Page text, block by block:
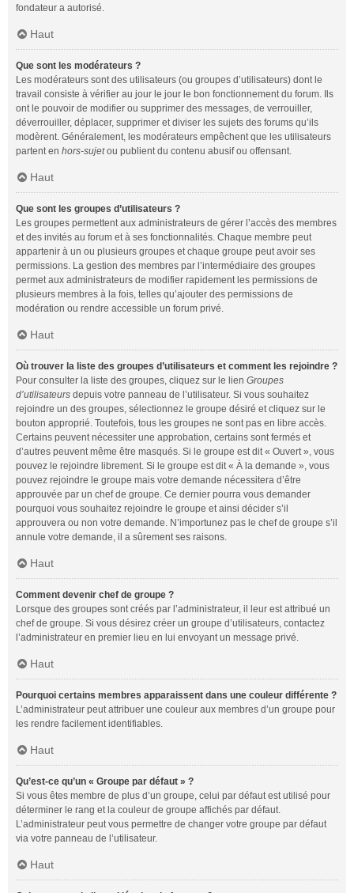
fondateur a autorisé.
Haut
Que sont les modérateurs ?
Les modérateurs sont des utilisateurs (ou groupes d’utilisateurs) dont le
travail consiste à vérifier au jour le jour le bon fonctionnement du forum. Ils
ont le pouvoir de modifier ou supprimer des messages, de verrouiller,
déverrouiller, déplacer, supprimer et diviser les sujets des forums qu’ils
modèrent. Généralement, les modérateurs empêchent que les utilisateurs
partent en hors-sujetou publient du contenu abusif ou offensant.
Haut
Que sont les groupes d’utilisateurs ?
Les groupes permettent aux administrateurs de gérer l’accès des membres
et des invités au forum et à ses fonctionnalités. Chaque membre peut
appartenir à un ou plusieurs groupes et chaque groupe peut avoir ses
permissions. La gestion des membres par l’intermédiaire des groupes
permet aux administrateurs de modifier rapidement les permissions de
plusieurs membres à la fois, telles qu’ajouter des permissions de
modération ou rendre accessible un forum privé.
Haut
Où trouver la liste des groupes d’utilisateurs et comment les rejoindre ?
Pour consulter la liste des groupes, cliquez sur le lien Groupes
d’utilisateurs depuis votre panneau de l’utilisateur. Si vous souhaitez
rejoindre un des groupes, sélectionnez le groupe désiré et cliquez sur le
bouton approprié. Toutefois, tous les groupes ne sont pas en libre accès.
Certains peuvent nécessiter une approbation, certains sont fermés et
d’autres peuvent même être masqués. Si le groupe est dit « Ouvert », vous
pouvez le rejoindre librement. Si le groupe est dit « À la demande », vous
pouvez rejoindre le groupe mais votre demande nécessitera d’être
approuvée par un chef de groupe. Ce dernier pourra vous demander
pourquoi vous souhaitez rejoindre le groupe et ainsi décider s’il
approuvera ou non votre demande. N’importunez pas le chef de groupe s’il
annule votre demande, il a sûrement ses raisons.
Haut
Comment devenir chef de groupe ?
Lorsque des groupes sont créés par l’administrateur, il leur est attribué un
chef de groupe. Si vous désirez créer un groupe d’utilisateurs, contactez
l’administrateur en premier lieu en lui envoyant un message privé.
Haut
Pourquoi certains membres apparaissent dans une couleur différente ?
L’administrateur peut attribuer une couleur aux membres d’un groupe pour
les rendre facilement identifiables.
Haut
Qu’est-ce qu’un « Groupe par défaut » ?
Si vous êtes membre de plus d’un groupe, celui par défaut est utilisé pour
déterminer le rang et la couleur de groupe affichés par défaut.
L’administrateur peut vous permettre de changer votre groupe par défaut
via votre panneau de l’utilisateur.
Haut